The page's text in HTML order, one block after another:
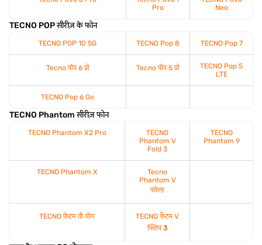
Pro
Neo
TECNO POP सीरीज़ के फोन
TECNO POP 10 5G TECNO Pop 8 TECNO Pop 7
Tecno पॉप 6 प्रो Tecno पॉप 5 प्रो
TECNO Pop 5
LTE
TECNO Pop 6 Go
TECNO Phantom सीरीज़ फोन
TECNO Phantom X2 Pro
TECNO
Phantom V
Fold 3
TECNO
Phantom 9
TECNO Phantom X
Tecno
Phantom V
फोल्ड
TECNO फेंटम वी योग
TECNO फैंटम V
फ्लिप3